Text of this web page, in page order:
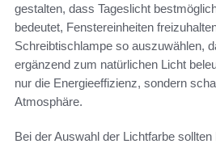
gestalten, dass Tageslicht
bedeutet, Fenstereinheiten
Schreibtischlampe so auszuwählen,
ergänzend zum natürlichen Licht
nur die Energieeffizienz, sondern
Atmosphäre.
Bei der Auswahl der Lichtfarbe